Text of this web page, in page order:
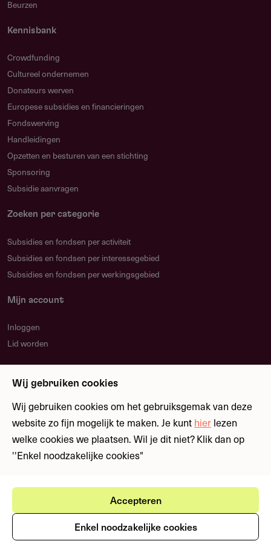
Beurzen
Kennisbank
Crowdfunding
Cultureel ondernemen
Donateurs werven
Europese subsidies en financieringen
Fondswerving
Handleidingen
Opzetten en besturen van een stichting
Sponsoring
Subsidie aanvragen
Zoeken per categorie
Subsidies en fondsen per activiteit
Subsidies en fondsen per interessegebied
Subsidies en fondsen per werkingsgebied
Mijn account
Inloggen
Lid worden
Blijf op de hoogte over nieuwe regelingen en
fondsen
Meld je aan
Ⓒ Fondswervingonline 2026
Gebruikersvoorwaarden
Cookies
Wij gebruiken cookies
Wij gebruiken cookies om het gebruiksgemak van deze
website zo fijn mogelijk te maken. Je kunt hier lezen
welke cookies we plaatsen. Wil je dit niet? Klik dan op
''Enkel noodzakelijke cookies"
Accepteren
Enkel noodzakelijke cookies